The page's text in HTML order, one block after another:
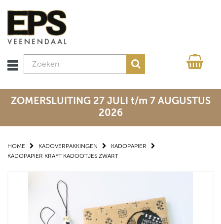
ZOMERSLUITING 27 JULI t/m 7 AUGUSTUS
2026
HOME KADOVERPAKKINGEN
KADOPAPIER
KADOPAPIER KRAFT KADOOTJES ZWART